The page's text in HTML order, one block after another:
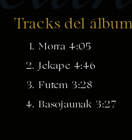
Tracks del álbum
Morra 4:05
Jekape 4:46
Futem 3:28
Basojaunak 3:27